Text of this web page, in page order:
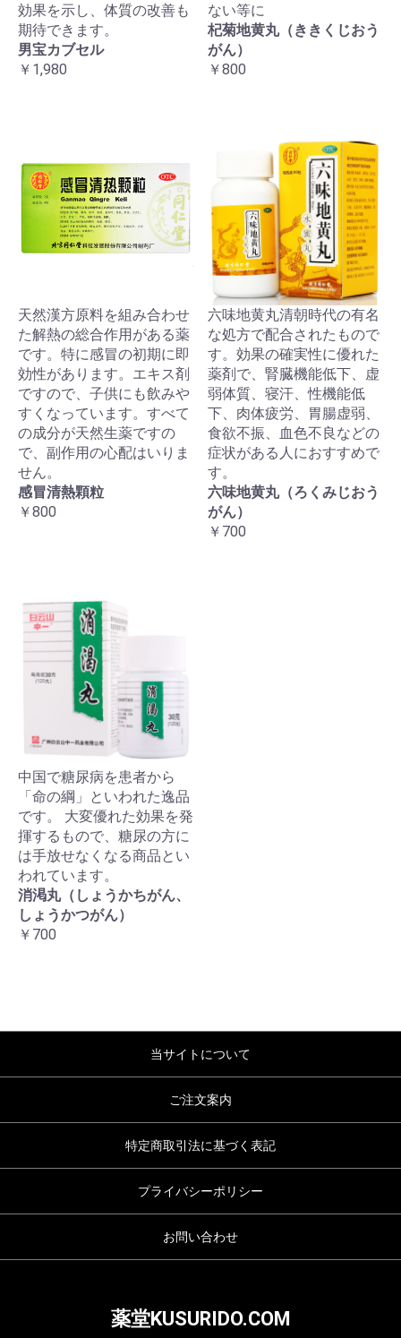
効果を示し、体質の改善も
期待できます。
男宝カブセル
￥1,980
ない等に
杞菊地黄丸（ききくじおう
がん）
￥800
天然漢方原料を組み合わせ
た解熱の総合作用がある薬
です。特に感冒の初期に即
効性があります。エキス剤
ですので、子供にも飲みや
すくなっています。すべて
の成分が天然生薬ですの
で、副作用の心配はいりま
せん。
感冒清熱顆粒
￥800
六味地黄丸清朝時代の有名
な処方で配合されたもので
す。効果の確実性に優れた
薬剤で、腎臓機能低下、虚
弱体質、寝汗、性機能低
下、肉体疲労、胃腸虚弱、
食欲不振、血色不良などの
症状がある人におすすめで
す。
六味地黄丸（ろくみじおう
がん）
￥700
中国で糖尿病を患者から
「命の綱」といわれた逸品
です。 大変優れた効果を発
揮するもので、糖尿の方に
は手放せなくなる商品とい
われています。
消渇丸（しょうかちがん、
しょうかつがん）
￥700
当サイトについて
ご注文案内
特定商取引法に基づく表記
プライバシーポリシー
お問い合わせ
薬堂KUSURIDO.COM